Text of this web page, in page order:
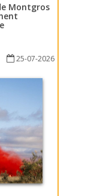
Montgros
25-07-2026